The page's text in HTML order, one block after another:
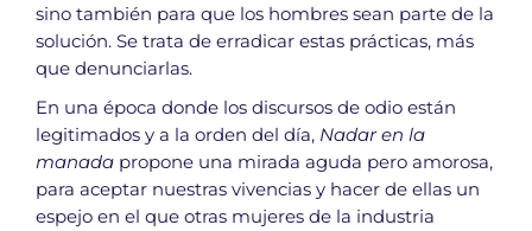
sino también para que los hombres sean parte de la
solución. Se trata de erradicar estas prácticas, más
que denunciarlas.
En una época donde los discursos de odio están
legitimados y a la orden del día, Nadar en la
manada propone una mirada aguda pero amorosa,
para aceptar nuestras vivencias y hacer de ellas un
espejo en el que otras mujeres de la industria